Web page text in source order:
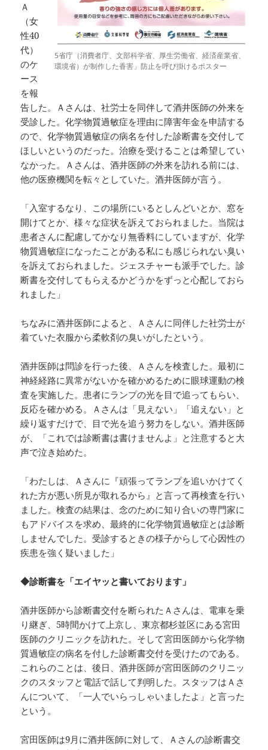
5省庁（消費者庁、文部科学省、厚生労働省、経済産業省、
環境省）が制作した香害」防止を呼び掛けるポスター
Ａ
（女
性40
代）
のケ
ース
を報
告した。Ａさんは、社労士を同伴して酒井医師の外来を
受診した。化学物質過敏症を理由に障害年金を申請する
ので、化学物質過敏症の病名を付した診断書を交付して
ほしいというのだった。治療を受けることは希望してい
なかった。Ａさんは、酒井医師の外来を訪れる前には、
他の医療機関を転々としていた。酒井医師が言う。
「入室するなり、この場所にいるとしんどいとか、窓を
開けてとか、様々な症状を訴えておられました。当院は
患者さんに配慮してかなり無香料にしていますが、化学
物質過敏症になったことがある私にも感じられない臭い
を訴えておられました。ジェスチャーも派手でした。診
断書を交付してもらえるかどうかをずっと心配しておら
れました」
ちなみに酒井医師によると、Ａさんに同伴した社労士が
着ていた衣服から柔軟剤の臭いがしたという。
酒井医師は問診を行った後、Ａさんを検査した。最初に
神経経路に異常がないかを確かめるために眼球運動の検
査を実施した。患者にランプの光を目で追ってもらい、
反応を確かめる。Ａさんは「見えない」「追えない」と
繰り返すだけで、目で光を追う努力をしない。酒井医師
が、「これでは診断書は書けませんよ」と注意すると大
声で泣き始めた。
「わたしは、Ａさんに『頑張ってランプを追いかけてく
れた方が悪い所見が取れるから』と言って再検査を行い
ました。検査の結果は、念のために知り合いの専門家に
もアドバイスを求め、最終的に化学物質過敏症とは診断
しませんでした。受診するときの様子からして心因性の
疾患を強く疑いました」
◆診断書を「エイヤッと書いております」
酒井医師から診断書交付を断られたＡさんは、電車を乗
り継ぎ、5時間かけて上京し、東京都杉並区にある宮田
医師のクリニックを訪れた。そして宮田医師から化学物
質過敏症の病名を付した診断書交付を受けたのである。
これらのことは、後日、酒井医師が宮田医師のクリニッ
クのスタッフと電話で話して判明した。スタッフはＡさ
んについて、「一人でいらっしゃいましたよ」と言った
という。
宮田医師は9月に酒井医師に対して、Ａさんの診断書交